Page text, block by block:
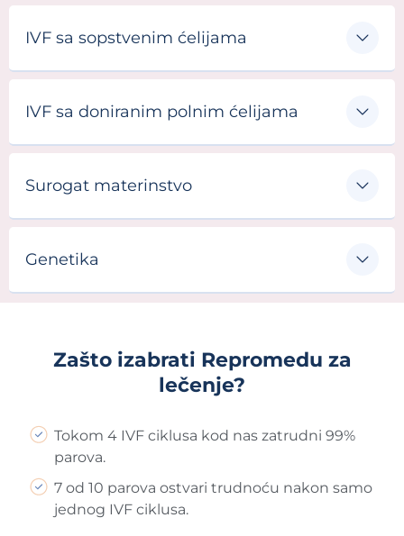
IVF sa sopstvenim ćelijama
IVF sa doniranim polnim ćelijama
Surogat materinstvo
Genetika
Zašto izabrati Repromedu za
lečenje?
Tokom 4 IVF ciklusa kod nas zatrudni 99%
parova.
7 od 10 parova ostvari trudnoću nakon samo
jednog IVF ciklusa.